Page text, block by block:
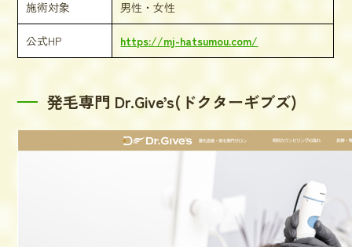
施術対象 男性・女性
公式HP https://mj-hatsumou.com/
発毛専門 Dr.Give’s(ドクターギブズ)